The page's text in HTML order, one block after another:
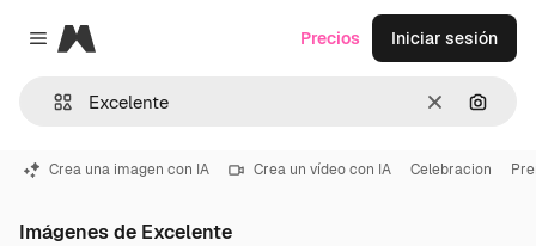
Close menu
Magnific
Borrar
Precios Iniciar sesión
Crea una imagen con IA Crea un vídeo con IA Celebracion
Imágenes de Excelente